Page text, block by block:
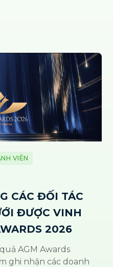
VIÊN
CÁC ĐỐI TÁC
ĐƯỢC VINH
2026
AGM Awards
ghi nhận các doanh